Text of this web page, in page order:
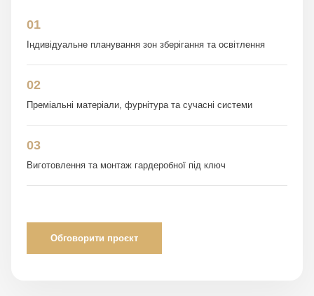
01
Індивідуальне планування зон зберігання та освітлення
02
Преміальні матеріали, фурнітура та сучасні системи
03
Виготовлення та монтаж гардеробної під ключ
Обговорити проєкт